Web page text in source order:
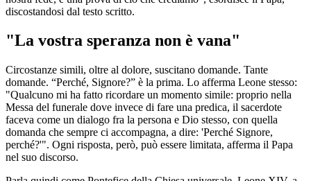
discostandosi dal testo scritto.
"La vostra speranza non è vana"
Circostanze simili, oltre al dolore, suscitano domande. Tante
domande. “Perché, Signore?” è la prima. Lo afferma Leone stesso:
"Qualcuno mi ha fatto ricordare un momento simile: proprio nella
Messa del funerale dove invece di fare una predica, il sacerdote
faceva come un dialogo fra la persona e Dio stesso, con quella
domanda che sempre ci accompagna, a dire: 'Perché Signore,
perché?'". Ogni risposta, però, può essere limitata, afferma il Papa
nel suo discorso.